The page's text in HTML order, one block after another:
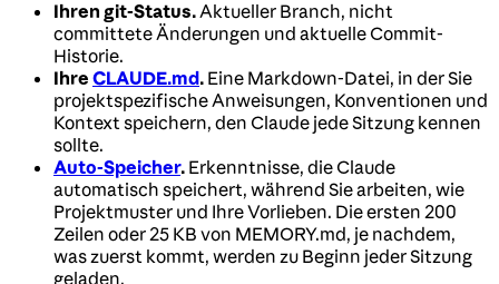
Ihren git-Status.Aktueller Branch, nicht
committete Änderungen und aktuelle Commit-
Historie.
Ihre CLAUDE.md. Eine Markdown-Datei, in der Sie
projektspezifische Anweisungen, Konventionen und
Kontext speichern, den Claude jede Sitzung kennen
sollte.
Auto-Speicher. Erkenntnisse, die Claude
automatisch speichert, während Sie arbeiten, wie
Projektmuster und Ihre Vorlieben. Die ersten 200
Zeilen oder 25 KB von MEMORY.md, je nachdem,
was zuerst kommt, werden zu Beginn jeder Sitzung
geladen.